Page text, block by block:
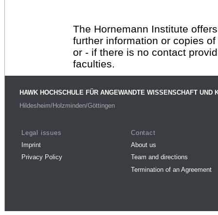
The Hornemann Institute
further information or copies
or - if there is no contact
faculties.
HAWK HOCHSCHULE FÜR ANGEWANDTE WISSENSCHAFT UND
Hildesheim/Holzminden/Göttingen
Legal issues
Imprint
Privacy Policy
Contact
About us
Team and directions
Termination of an Agreement